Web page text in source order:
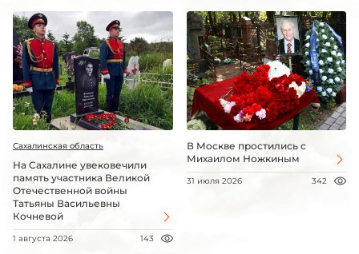
Сахалинская область
На Сахалине увековечили
память участника Великой
Отечественной войны
Татьяны Васильевны
Кочневой
1 августа 2026 143
В Москве простились с
Михаилом Ножкиным
31 июля 2026 342